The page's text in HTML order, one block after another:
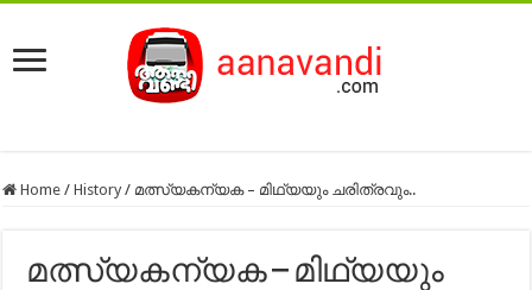
Home / History / മത്സ്യകന്യക – മിഥ്യയും ചരിത്രവും..
മത്സ്യകന്യക – മിഥ്യയും